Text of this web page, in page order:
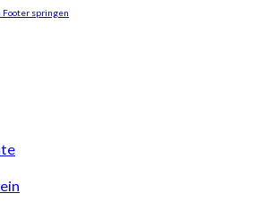
Footer springen